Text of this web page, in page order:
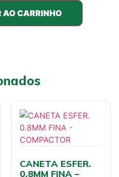
CARRINHO
CANETA ESFER.
0.8MM FINA –